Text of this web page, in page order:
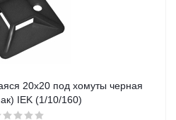
20х20 под хомуты черная
IEK (1/10/160)